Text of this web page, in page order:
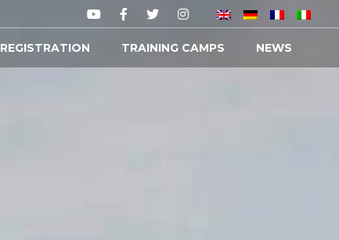
REGISTRATION TRAINING CAMPS NEWS